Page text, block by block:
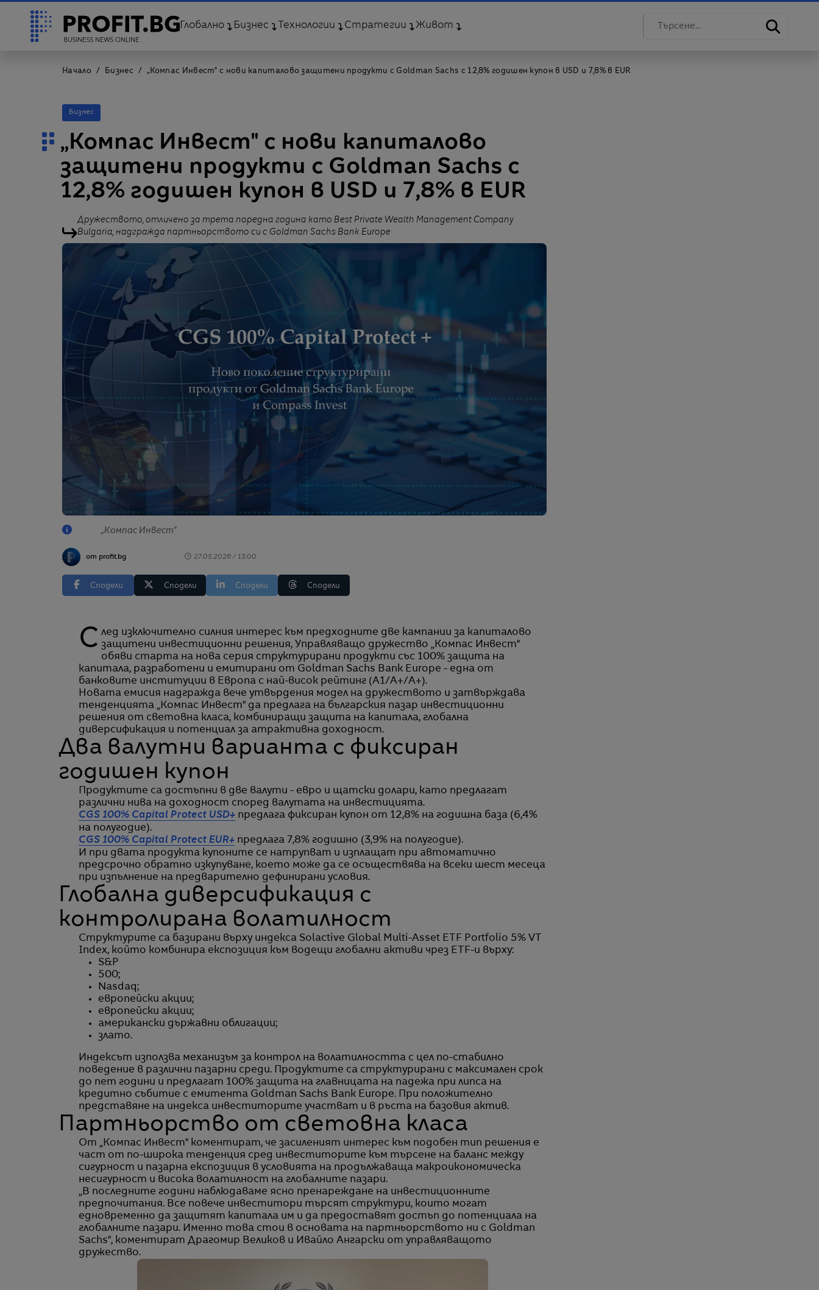
Глобално Бизнес Технологии Стратегии Живот
Начало Бизнес „Компас Инвест" с нови капиталово защитени продукти с Goldman Sachs с 12,8% годишен купон в USD и 7,8% в EUR
Бизнес
„Компас Инвест" с нови капиталово
защитени продукти с Goldman Sachs с
12,8% годишен купон в USD и 7,8% в EUR
Дружеството, отличено за трета поредна година като Best Private Wealth Management Company
Bulgaria, надгражда партньорството си с Goldman Sachs Bank Europe
„Компас Инвест"
от profit.bg 27.05.2026 / 13:00
Сподели Сподели Сподели Сподели
След изключително силния интерес към предходните две кампании за капиталово защитени инвестиционни решения, Управляващо дружество „Компас Инвест"
обяви старта на нова серия структурирани продукти със 100% защита на
капитала, разработени и емитирани от Goldman Sachs Bank Europе - една от
банковите институции в Европа с най-висок рейтинг (A1/A+/A+).
Новата емисия надгражда вече утвърдения модел на дружеството и затвърждава
тенденцията „Компас Инвест" да предлага на българския пазар инвестиционни
решения от световна класа, комбиниращи защита на капитала, глобална
диверсификация и потенциал за атрактивна доходност.
Два валутни варианта с фиксиран
годишен купон
Продуктите са достъпни в две валути - евро и щатски долари, като предлагат
различни нива на доходност според валутата на инвестицията.
CGS 100% Capital Protect USD+ предлага фиксиран купон от 12,8% на годишна база (6,4%
на полугодие).
CGS 100% Capital Protect EUR+ предлага 7,8% годишно (3,9% на полугодие).
И при двата продукта купоните се натрупват и изплащат при автоматично
предсрочно обратно изкупуване, което може да се осъществява на всеки шест месеца
при изпълнение на предварително дефинирани условия.
Глобална диверсификация с
контролирана волатилност
Структурите са базирани върху индекса Solactive Global Multi-Asset ETF Portfolio 5% VT
Index, който комбинира експозиция към водещи глобални активи чрез ETF-и върху:
S&P
500;
Nasdaq;
европейски акции;
европейски акции;
американски държавни облигации;
злато.
Индексът използва механизъм за контрол на волатилността с цел по-стабилно
поведение в различни пазарни среди. Продуктите са структурирани с максимален срок
до пет години и предлагат 100% защита на главницата на падежа при липса на
кредитно събитие с емитента Goldman Sachs Bank Europe. При положително
представяне на индекса инвеститорите участват и в ръста на базовия актив.
Партньорство от световна класа
От „Компас Инвест" коментират, че засиленият интерес към подобен тип решения е
част от по-широка тенденция сред инвеститорите към търсене на баланс между
сигурност и пазарна експозиция в условията на продължаваща макроикономическа
несигурност и висока волатилност на глобалните пазари.
„В последните години наблюдаваме ясно пренареждане на инвестиционните
предпочитания. Все повече инвеститори търсят структури, които могат
едновременно да защитят капитала им и да предоставят достъп до потенциала на
глобалните пазари. Именно това стои в основата на партньорството ни с Goldman
Sachs", коментират Драгомир Великов и Ивайло Ангарски от управляващото
дружество.